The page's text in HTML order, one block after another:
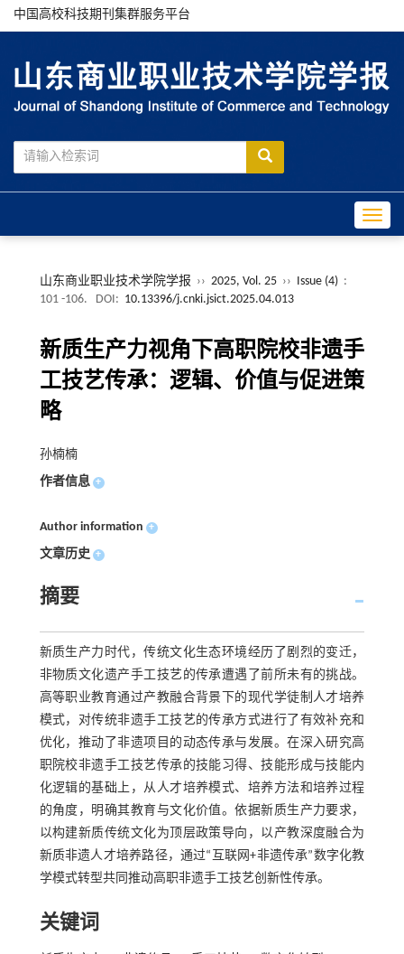
中国高校科技期刊集群服务平台
山东商业职业技术学院学报 ›› 2025, Vol. 25 ›› Issue (4) :
101 -106.
DOI: 10.13396/j.cnki.jsict.2025.04.013
新质生产力视角下高职院校非遗手
工技艺传承：逻辑、价值与促进策
略
孙楠楠
作者信息 +
Author information +
文章历史 +
摘要
新质生产力时代，传统文化生态环境经历了剧烈的变迁，
非物质文化遗产手工技艺的传承遭遇了前所未有的挑战。
高等职业教育通过产教融合背景下的现代学徒制人才培养
模式，对传统非遗手工技艺的传承方式进行了有效补充和
优化，推动了非遗项目的动态传承与发展。在深入研究高
职院校非遗手工技艺传承的技能习得、技能形成与技能内
化逻辑的基础上，从人才培养模式、培养方法和培养过程
的角度，明确其教育与文化价值。依据新质生产力要求，
以构建新质传统文化为顶层政策导向，以产教深度融合为
新质非遗人才培养路径，通过“互联网+非遗传承”数字化教
学模式转型共同推动高职非遗手工技艺创新性传承。
关键词